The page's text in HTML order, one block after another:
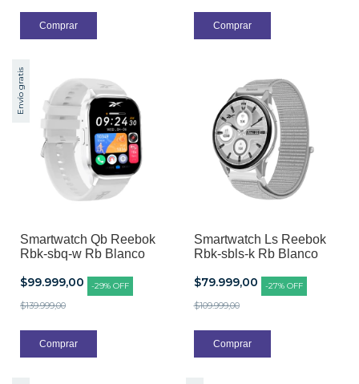
Envío gratis
Smartwatch Qb Reebok
Rbk-sbq-w Rb Blanco
$99.999,00 -29% OFF
$139.999,00
Smartwatch Ls Reebok
Rbk-sbls-k Rb Blanco
$79.999,00 -27% OFF
$109.999,00